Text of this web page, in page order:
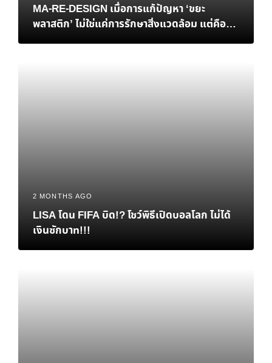
MA-RE-DESIGN เมื่อการแก้ปัญหา ‘ขยะ
พลาสติก’ ไม่ใช่แค่การรักษาสิ่งแวดล้อม แต่คือ
2 MONTHS AGO
LISA โดน FIFA บิด!? โชว์พิธีเปิดบอลโลก ไม่ได้
เงินซักบาท!!!